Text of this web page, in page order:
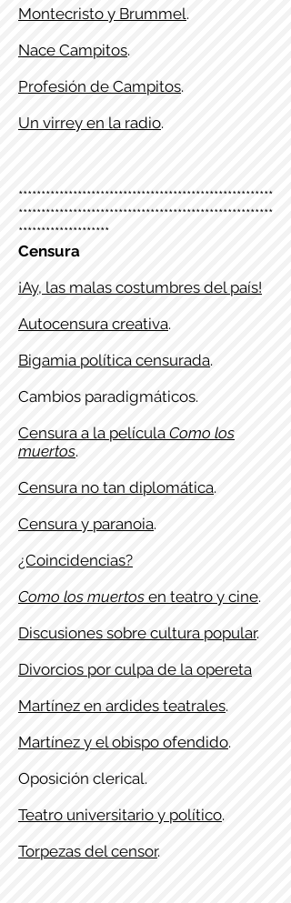
Montecristo y Brummel.
Nace Campitos.
Profesión de Campitos.
Un virrey en la radio.
********************************************************
********************************************************
********************
Censura
¡Ay, las malas costumbres del país!
Autocensura creativa.
Bigamia política censurada.
Cambios paradigmáticos.
Censura a la película Como los
muertos.
Censura no tan diplomática.
Censura y paranoia.
¿Coincidencias?
Como los muertos en teatro y cine.
Discusiones sobre cultura popular.
Divorcios por culpa de la opereta
Martínez en ardides teatrales.
Martínez y el obispo ofendido.
Oposición clerical.
Teatro universitario y político.
Torpezas del censor.